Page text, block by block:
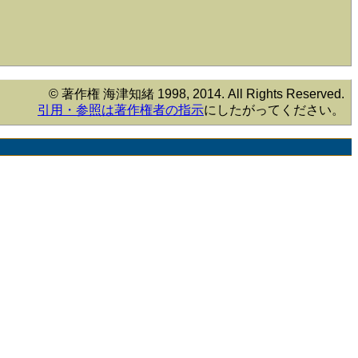
© 著作権 海津知緒 1998, 2014. All Rights Reserved.
引用・参照は著作権者の指示にしたがってください。